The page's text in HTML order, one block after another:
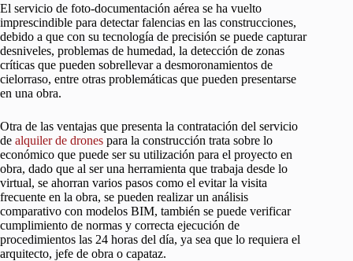
El servicio de foto-documentación aérea se ha vuelto
imprescindible para detectar falencias en las construcciones,
debido a que con su tecnología de precisión se puede capturar
desniveles, problemas de humedad, la detección de zonas
críticas que pueden sobrellevar a desmoronamientos de
cielorraso, entre otras problemáticas que pueden presentarse
en una obra.
Otra de las ventajas que presenta la contratación del servicio
de alquiler de drones para la construcción trata sobre lo
económico que puede ser su utilización para el proyecto en
obra, dado que al ser una herramienta que trabaja desde lo
virtual, se ahorran varios pasos como el evitar la visita
frecuente en la obra, se pueden realizar un análisis
comparativo con modelos BIM, también se puede verificar
cumplimiento de normas y correcta ejecución de
procedimientos las 24 horas del día, ya sea que lo requiera el
arquitecto, jefe de obra o capataz.